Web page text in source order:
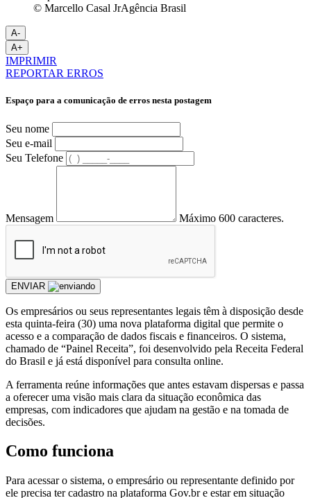
© Marcello Casal JrAgência Brasil
A-
A+
IMPRIMIR
REPORTAR ERROS
Espaço para a comunicação de erros nesta postagem
Seu nome
Seu e-mail
Seu Telefone
Mensagem Máximo 600 caracteres.
ENVIAR
Os empresários ou seus representantes legais têm à disposição desde
esta quinta-feira (30) uma nova plataforma digital que permite o
acesso e a comparação de dados fiscais e financeiros. O sistema,
chamado de “Painel Receita”, foi desenvolvido pela Receita Federal
do Brasil e já está disponível para consulta online.
A ferramenta reúne informações que antes estavam dispersas e passa
a oferecer uma visão mais clara da situação econômica das
empresas, com indicadores que ajudam na gestão e na tomada de
decisões.
Como funciona
Para acessar o sistema, o empresário ou representante definido por
ele precisa ter cadastro na plataforma Gov.br e estar em situação